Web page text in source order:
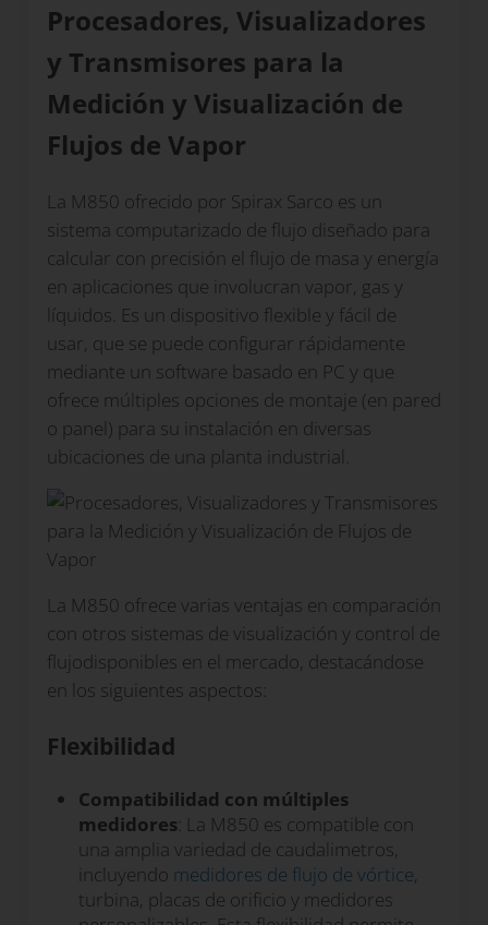
Procesadores, Visualizadores
y Transmisores para la
Medición y Visualización de
Flujos de Vapor
La M850 ofrecido por Spirax Sarco es un
sistema computarizado de flujo diseñado para
calcular con precisión el flujo de masa y energía
en aplicaciones que involucran vapor, gas y
líquidos. Es un dispositivo flexible y fácil de
usar, que se puede configurar rápidamente
mediante un software basado en PC y que
ofrece múltiples opciones de montaje (en pared
o panel) para su instalación en diversas
ubicaciones de una planta industrial.
La M850 ofrece varias ventajas en comparación
con otros sistemas de visualización y control de
flujodisponibles en el mercado, destacándose
en los siguientes aspectos:
Flexibilidad
Compatibilidad con múltiples
medidores : La M850 es compatible con
una amplia variedad de caudalimetros,
incluyendo medidores de flujo de vórtice,
turbina, placas de orificio y medidores